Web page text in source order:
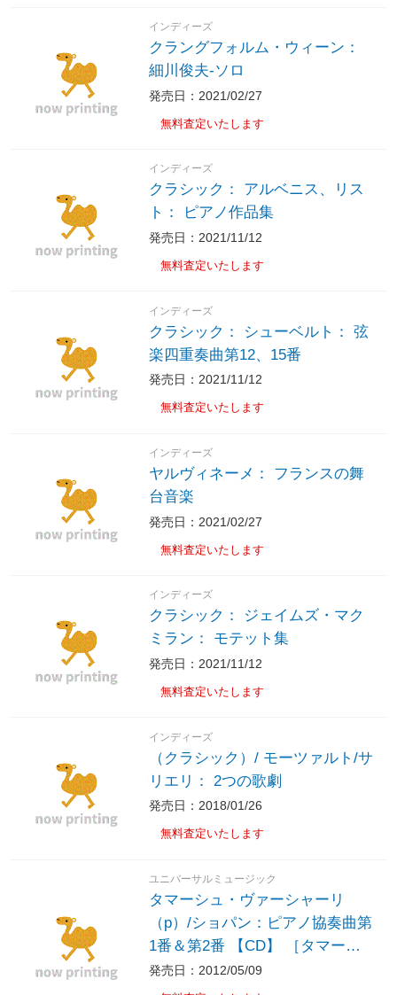
インディーズ
クラングフォルム・ウィーン：
細川俊夫-ソロ
発売日：2021/02/27
無料査定いたします
インディーズ
クラシック： アルベニス、リス
ト： ピアノ作品集
発売日：2021/11/12
無料査定いたします
インディーズ
クラシック： シューベルト： 弦
楽四重奏曲第12、15番
発売日：2021/11/12
無料査定いたします
インディーズ
ヤルヴィネーメ： フランスの舞
台音楽
発売日：2021/02/27
無料査定いたします
インディーズ
クラシック： ジェイムズ・マク
ミラン： モテット集
発売日：2021/11/12
無料査定いたします
インディーズ
（クラシック）/ モーツァルト/サ
リエリ： 2つの歌劇
発売日：2018/01/26
無料査定いたします
ユニバーサルミュージック
タマーシュ・ヴァーシャーリ
（p）/ショパン：ピアノ協奏曲第
1番＆第2番 【CD】 ［タマーシ
ュ・ヴァーシャーリ（p） /CD］
発売日：2012/05/09